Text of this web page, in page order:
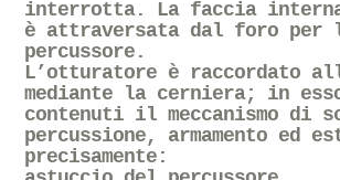
interrotta. La faccia
è attraversata dal foro per
percussore.
L’otturatore è raccordato
mediante la cerniera; in
contenuti il meccanismo di
percussione, armamento ed
precisamente: